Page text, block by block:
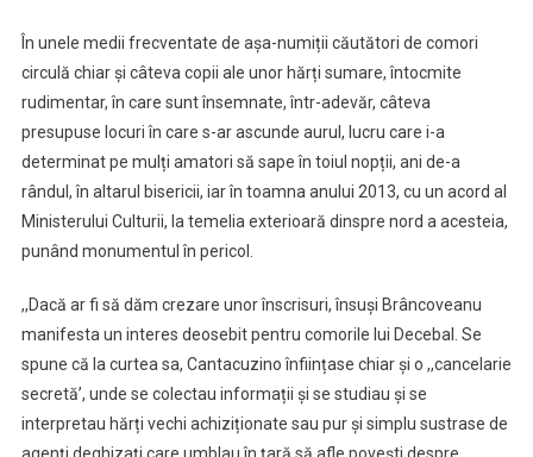
În unele medii frecventate de așa-numiții căutători de comori
circulă chiar și câteva copii ale unor hărți sumare, întocmite
rudimentar, în care sunt însemnate, într-adevăr, câteva
presupuse locuri în care s-ar ascunde aurul, lucru care i-a
determinat pe mulți amatori să sape în toiul nopții, ani de-a
rândul, în altarul bisericii, iar în toamna anului 2013, cu un acord al
Ministerului Culturii, la temelia exterioară dinspre nord a acesteia,
punând monumentul în pericol.
,,Dacă ar fi să dăm crezare unor înscrisuri, însuși Brâncoveanu
manifesta un interes deosebit pentru comorile lui Decebal. Se
spune că la curtea sa, Cantacuzino înființase chiar și o ,,cancelarie
secretă’, unde se colectau informații și se studiau și se
interpretau hărți vechi achiziționate sau pur și simplu sustrase de